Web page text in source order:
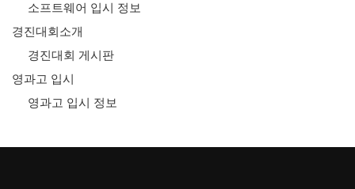
소프트웨어 입시 정보
경진대회소개
경진대회 게시판
영과고 입시
영과고 입시 정보